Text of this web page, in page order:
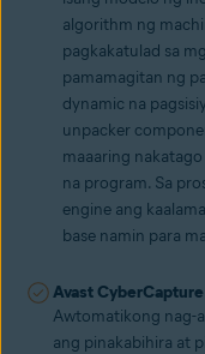
algorithm ng
pagkakatulad sa
pamamagitan ng
dynamic na
unpacker
maaaring
na program. Sa
engine ang
base namin para
Avast CyberCapture
Awtomatikong nag-
ang pinakabihira at